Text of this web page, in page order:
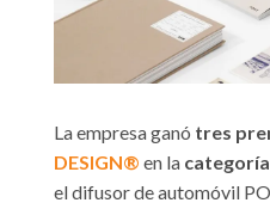
La empresa ganó tres
DESIGN® en la
el difusor de automóvil